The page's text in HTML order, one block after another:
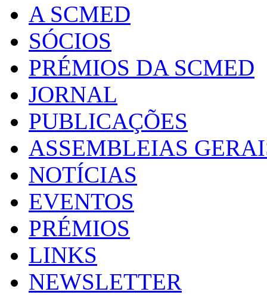
A SCMED
SÓCIOS
PRÉMIOS DA SCMED
JORNAL
PUBLICAÇÕES
ASSEMBLEIAS
NOTÍCIAS
EVENTOS
PRÉMIOS
LINKS
NEWSLETTER